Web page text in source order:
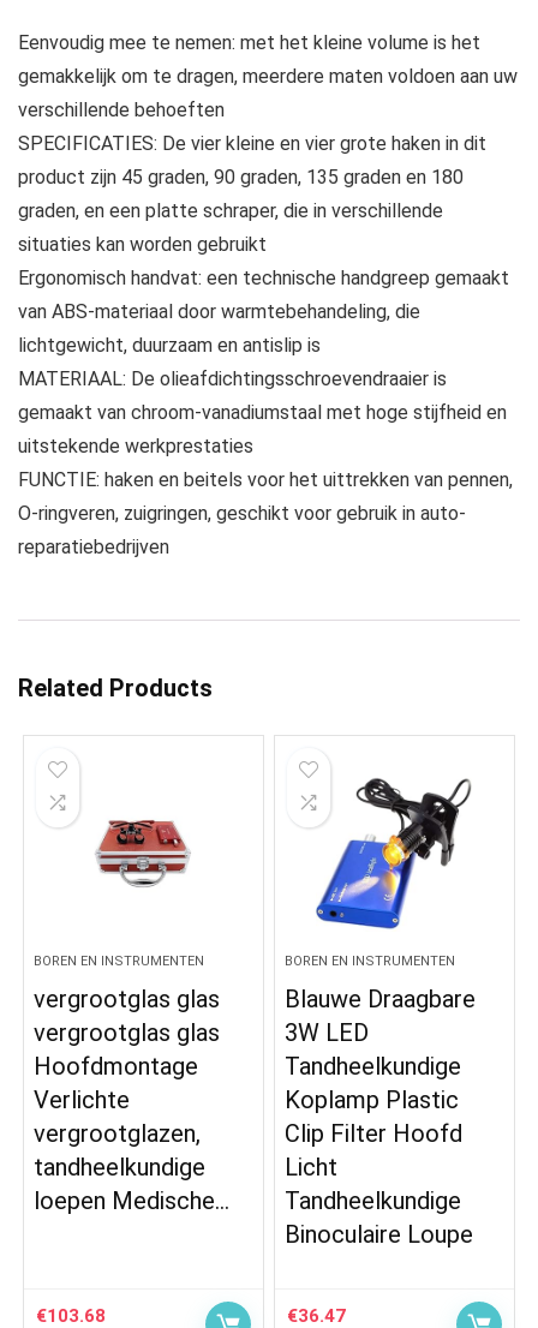
Eenvoudig mee te nemen: met het kleine volume is het
gemakkelijk om te dragen, meerdere maten voldoen aan uw
verschillende behoeften
SPECIFICATIES: De vier kleine en vier grote haken in dit
product zijn 45 graden, 90 graden, 135 graden en 180
graden, en een platte schraper, die in verschillende
situaties kan worden gebruikt
Ergonomisch handvat: een technische handgreep gemaakt
van ABS-materiaal door warmtebehandeling, die
lichtgewicht, duurzaam en antislip is
MATERIAAL: De olieafdichtingsschroevendraaier is
gemaakt van chroom-vanadiumstaal met hoge stijfheid en
uitstekende werkprestaties
FUNCTIE: haken en beitels voor het uittrekken van pennen,
O-ringveren, zuigringen, geschikt voor gebruik in auto-
reparatiebedrijven
Related Products
BOREN EN INSTRUMENTEN
vergrootglas glas
vergrootglas glas
Hoofdmontage
Verlichte
vergrootglazen,
tandheelkundige
loepen Medische…
€103.68
BOREN EN INSTRUMENTEN
Blauwe Draagbare
3W LED
Tandheelkundige
Koplamp Plastic
Clip Filter Hoofd
Licht
Tandheelkundige
Binoculaire Loupe
€36.47